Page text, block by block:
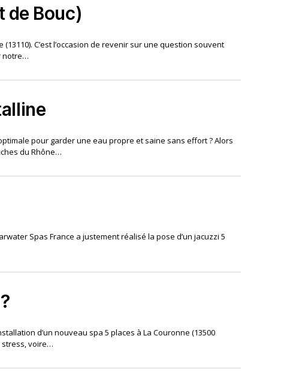
de Bouc)
C’est l’occasion de revenir sur une question souvent
notre…
pour garder une eau propre et saine sans effort ? Alors
du Rhône…
Spas France a justement réalisé la pose d’un jacuzzi 5
d’un nouveau spa 5 places à La Couronne (13500
stress, voire…